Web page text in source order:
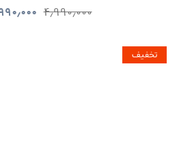
۴٫۹۹۰٫۰۰۰
تخفیف